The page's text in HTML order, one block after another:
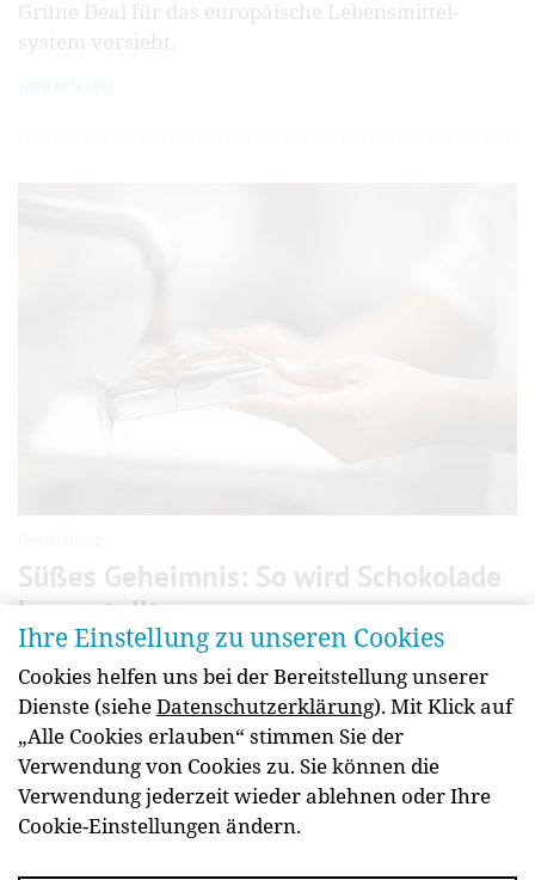
Grüne Deal für das europäische Lebensmittel­
system vorsieht.
weiterlesen
Süßes Geheimnis: So wird Schokolade
hergestellt
Vom Ernten der Kakao­bohne über das Rösten und
Mischen bis zur fertigen Schokoladen­tafel:
Erfahren Sie mehr über die Schokoladen­herstel­lung
in Österreich.
weiterlesen
Ihre Einstellung zu unseren Cookies
Cookies helfen uns bei der Bereitstellung unserer
Dienste (sieheDatenschutzerklärung). Mit Klick auf
„Alle Cookies erlauben“ stimmen Sie der
Verwendung von Cookies zu. Sie können die
Verwendung jederzeit wieder ablehnen oder Ihre
Cookie-Einstellungen ändern.